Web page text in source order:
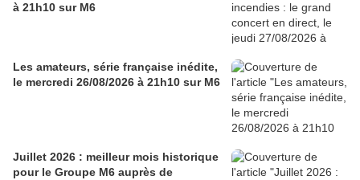
à 21h10 sur M6
Les amateurs, série française inédite,
le mercredi 26/08/2026 à 21h10 sur M6
Juillet 2026 : meilleur mois historique
pour le Groupe M6 auprès de